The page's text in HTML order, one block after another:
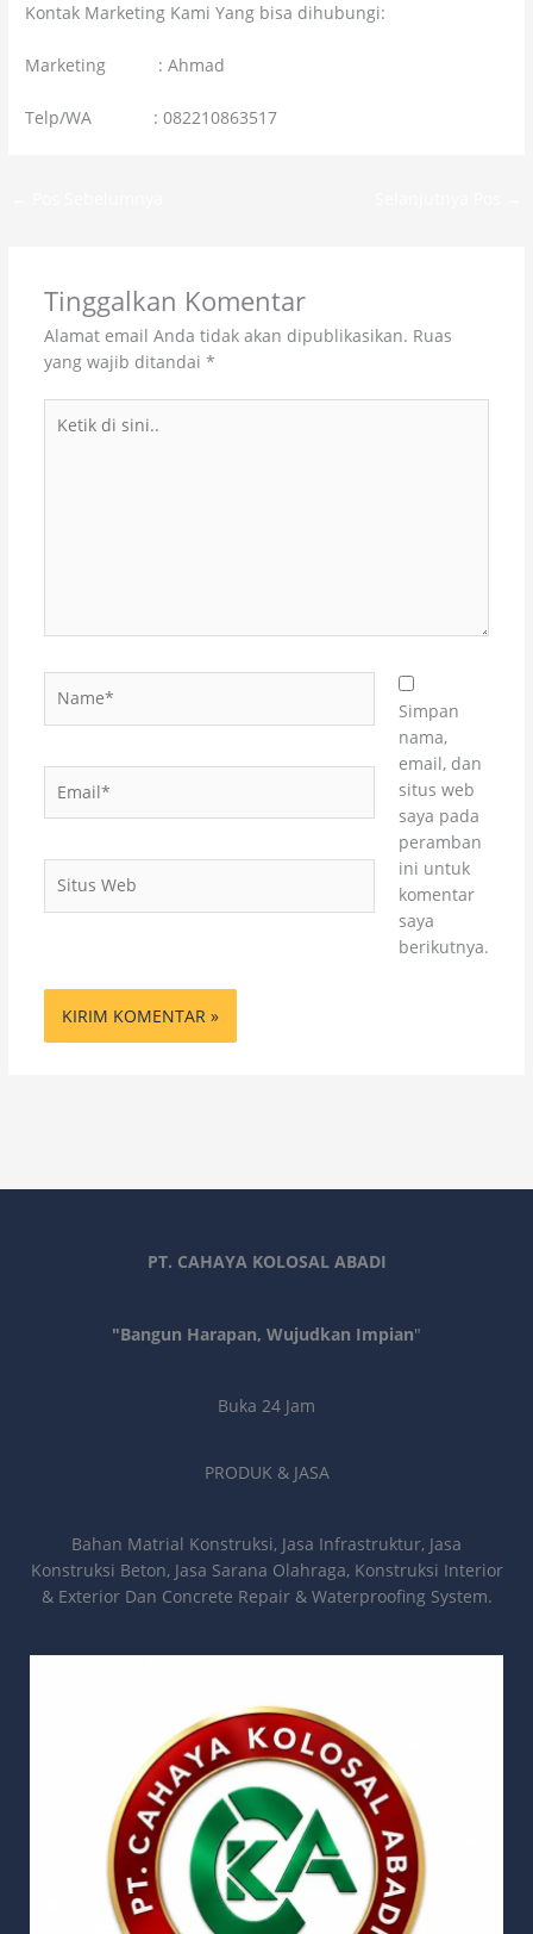
Kontak Marketing Kami Yang bisa dihubungi:
Marketing : Ahmad
Telp/WA : 082210863517
Tinggalkan Komentar
Alamat email Anda tidak akan dipublikasikan. Ruas
yang wajib ditandai *
Web
Simpan
nama,
email, dan
situs web
saya pada
peramban
ini untuk
komentar
saya
berikutnya.
PT. CAHAYA KOLOSAL ABADI
"Bangun Harapan, Wujudkan Impian"
Buka 24 Jam
PRODUK & JASA
Bahan Matrial Konstruksi, Jasa Infrastruktur, Jasa
Konstruksi Beton, Jasa Sarana Olahraga, Konstruksi Interior
& Exterior Dan Concrete Repair & Waterproofing System.